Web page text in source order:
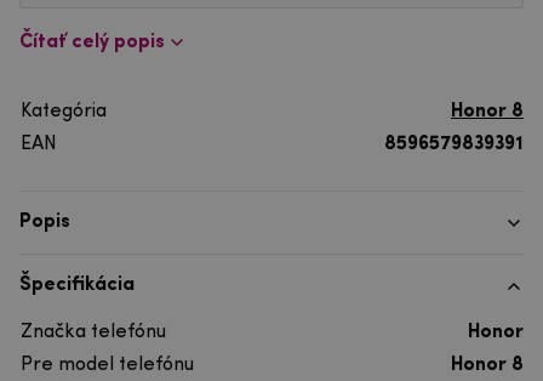
Čítať celý popis
Kategória
Honor 8
EAN
8596579839391
Popis
Špecifikácia
Značka telefónu
Honor
Pre model telefónu
Honor 8